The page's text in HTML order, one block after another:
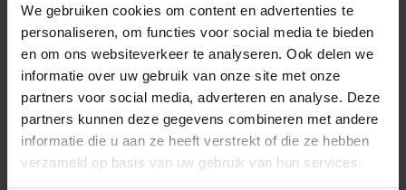
We gebruiken cookies om content en advertenties te
personaliseren, om functies voor social media te bieden
en om ons websiteverkeer te analyseren. Ook delen we
informatie over uw gebruik van onze site met onze
partners voor social media, adverteren en analyse. Deze
partners kunnen deze gegevens combineren met andere
informatie die u aan ze heeft verstrekt of die ze hebben
verzameld op basis van uw gebruik van hun services.